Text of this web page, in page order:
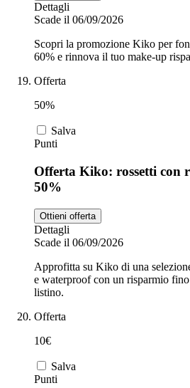
Dettagli
Scade il 06/09/2026
Scopri la promozione Kiko per
60% e rinnova il tuo make-up
Offerta
50%
Salva
Punti
Offerta Kiko: rossetti con
50%
Ottieni offerta
Dettagli
Scade il 06/09/2026
Approfitta su Kiko di una
e waterproof con un risparmio
listino.
Offerta
10€
Salva
Punti